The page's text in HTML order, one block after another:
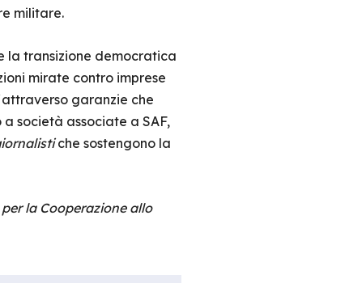
militare.
la transizione democratica
mirate contro imprese
garanzie che
società associate a SAF,
che sostengono la
la Cooperazione allo